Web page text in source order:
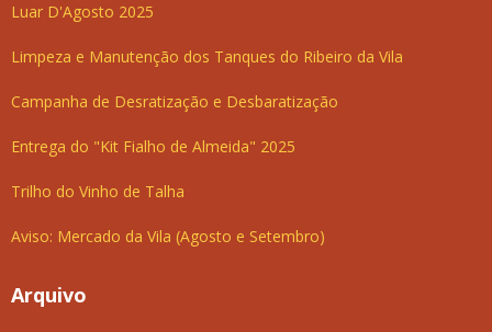
Luar D'Agosto 2025
Limpeza e Manutenção dos Tanques do Ribeiro da Vila
Campanha de Desratização e Desbaratização
Entrega do "Kit Fialho de Almeida" 2025
Trilho do Vinho de Talha
Aviso: Mercado da Vila (Agosto e Setembro)
Arquivo